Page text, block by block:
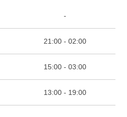
-
21:00 - 02:00
15:00 - 03:00
13:00 - 19:00